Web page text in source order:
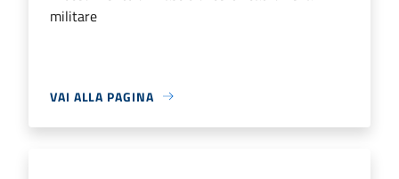
militare
VAI ALLA PAGINA